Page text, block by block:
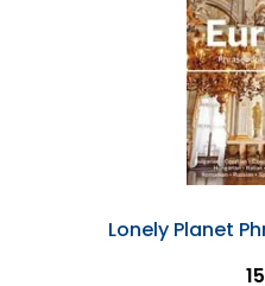
Lonely Planet